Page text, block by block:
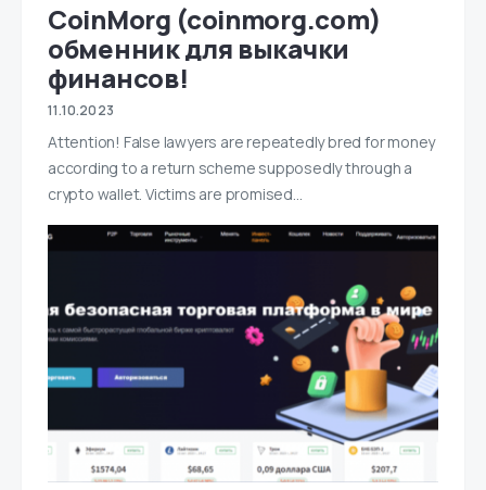
CoinMorg (coinmorg.com)
обменник для выкачки
финансов!
11.10.2023
Attention! False lawyers are repeatedly bred for money
according to a return scheme supposedly through a
crypto wallet. Victims are promised...